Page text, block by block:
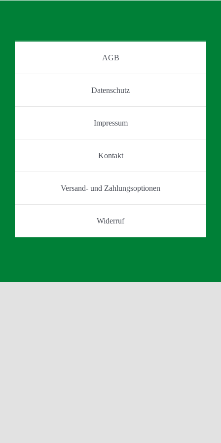
können
AGB
Datenschutz
Impressum
Kontakt
Versand- und Zahlungsoptionen
Widerruf